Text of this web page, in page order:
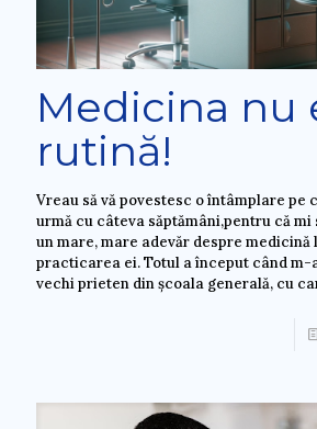
Medicina nu
rutină!
Vreau să vă povestesc o întâmplare pe
urmă cu câteva săptămâni,pentru că mi
un mare, mare adevăr despre medicină
practicarea ei. Totul a început când m-
vechi prieten din școala generală, cu